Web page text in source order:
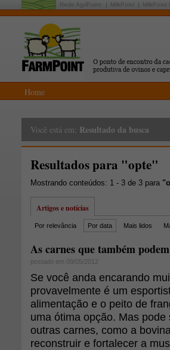
Rede AgriPoint: MilkPoint MilkPoint
Home
Você está em: Resultado da busca
Resultados para "opte"
Mostrando conteúdos: 1 - 3 de 3 para
Artigos e notícias
Por relevância Por data Mais lidos
As carnes que também
postado em 09/05/2012
Se você anda encarando
provavelmente é um
alimentação e o peito de
uma ótima opção. Mas
outras carnes, como a
reconstruir e fortalecer a